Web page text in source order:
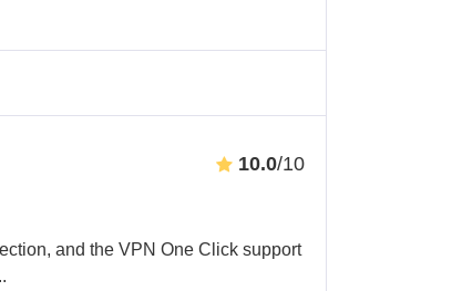
10.0/10
and the VPN One Click support